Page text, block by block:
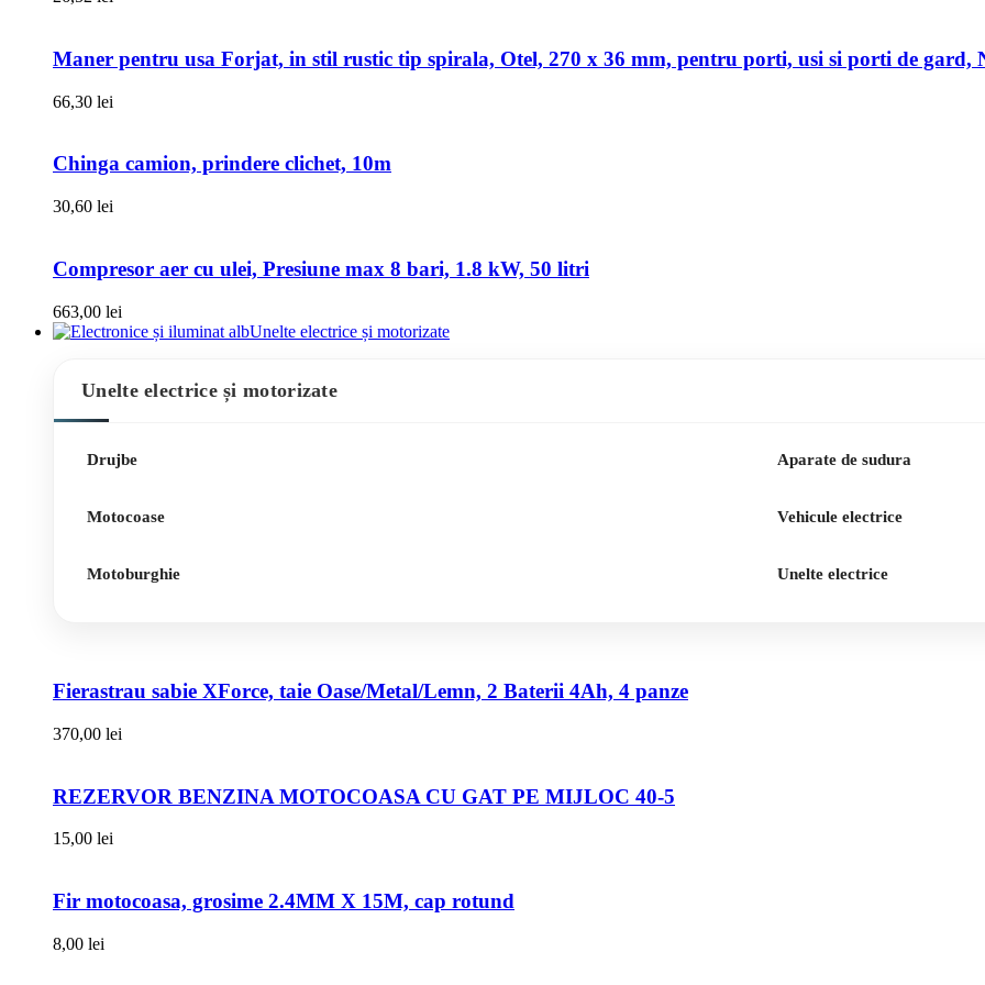
Maner pentru usa Forjat, in stil rustic tip spirala, Otel, 270 x 36 mm, pentru porti, usi si porti de gard,
66,30 lei
Chinga camion, prindere clichet, 10m
30,60 lei
Compresor aer cu ulei, Presiune max 8 bari, 1.8 kW, 50 litri
663,00 lei
Unelte electrice și motorizate
Unelte electrice și motorizate
Drujbe
Motocoase
Motoburghie
Aparate de sudura
Vehicule electrice
Unelte electrice
Fierastrau sabie XForce, taie Oase/Metal/Lemn, 2 Baterii 4Ah, 4 panze
370,00 lei
REZERVOR BENZINA MOTOCOASA CU GAT PE MIJLOC 40-5
15,00 lei
Fir motocoasa, grosime 2.4MM X 15M, cap rotund
8,00 lei